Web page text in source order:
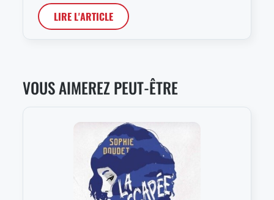
LIRE L'ARTICLE
VOUS AIMEREZ PEUT-ÊTRE